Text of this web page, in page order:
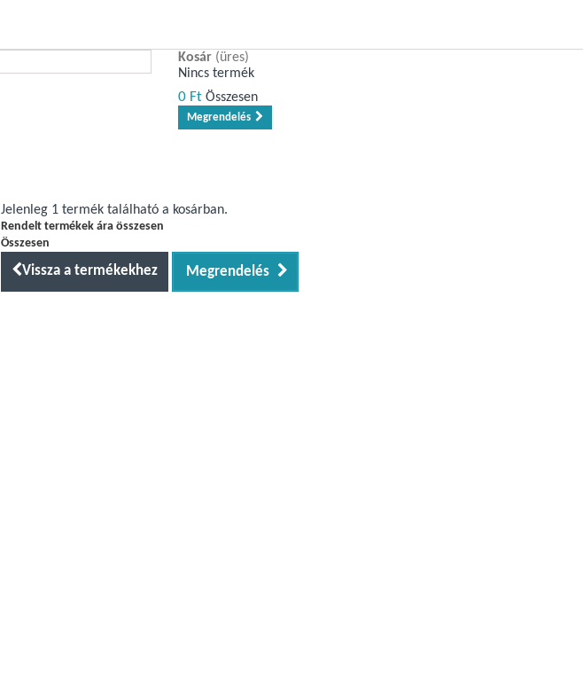
Kosár (üres)
Nincs termék
0 Ft‎ Összesen
Megrendelés
Jelenleg 1 termék található a kosárban.
Rendelt termékek ára összesen
Összesen
Vissza a termékekhez Megrendelés